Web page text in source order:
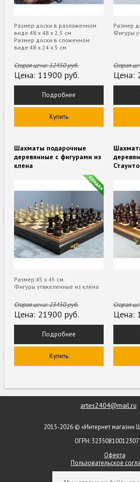
Размер доски в разложенном
виде:48 х 48 х 2,5 см
Размер доски в сложенном
виде:48 х 24 х 5 см
Старая цена:12450руб.
Цена: 11900 руб.
Подробнее
Купить
Размер
Фигуры
Старая
Цена:
Шахматы подарочные
деревянные с фигурами из
клена
Размер:45 х 45 см
Фигуры утяжеленные из клена
Старая цена:23450руб.
Цена: 21900 руб.
Подробнее
Купить
Старая
Цена:
artes2404@mail.ru
2015-2026 © «Интернет магазин
ОГРН:
Оферта
Пользовательское